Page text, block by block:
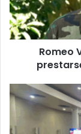
a
no
prestarse
elecciones
Venezuela
Romeo
Congreso
discutirá
del